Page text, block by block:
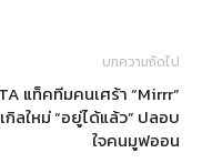
บทความถัดไป
แท็คทีมคนเศร้า “Mirrr”
กิลใหม่ “อยู่ได้แล้ว” ปลอบ
ใจคนมูฟออน